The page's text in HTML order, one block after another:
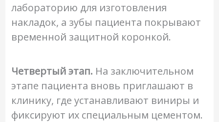
лабораторию для изготовления
накладок, а зубы пациента покрывают
временной защитной коронкой.
Четвертый этап. На заключительном
этапе пациента вновь приглашают в
клинику, где устанавливают виниры и
фиксируют их специальным цементом.